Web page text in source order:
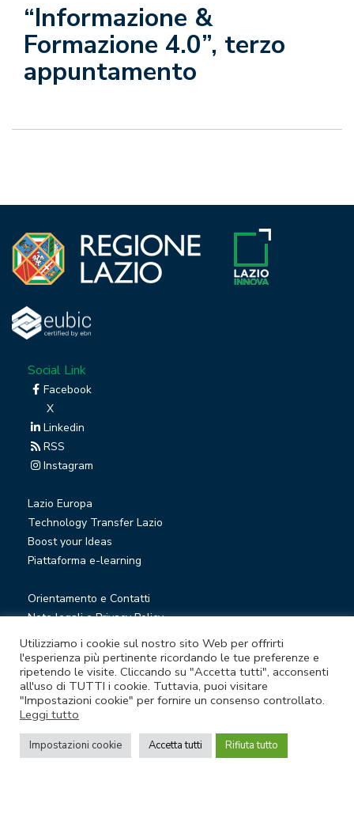
“Informazione &
Formazione 4.0”, terzo
appuntamento
Social Link
Facebook
X
Linkedin
RSS
Instagram
Lazio Europa
Technology Transfer Lazio
Boost your Ideas
Piattaforma e-learning
Orientamento e Contatti
Note legali e Privacy Policy
Privacy Newsletter
Società trasparente
Whistleblowing
© Lazio Innova S.p.A. società soggetta a direzione e
coordinamento della Regione Lazio
Sede legale Via Marco Aurelio 26 A - 00184 Roma
Utilizziamo i cookie sul nostro sito Web per offrirti
l'esperienza più pertinente ricordando le tue preferenze e
ripetendo le visite. Cliccando su "Accetta tutti", acconsenti
all'uso di TUTTI i cookie. Tuttavia, puoi visitare
"Impostazioni cookie" per fornire un consenso controllato.
Leggi tutto
Impostazioni cookie Accetta tutti Rifiuta tutto